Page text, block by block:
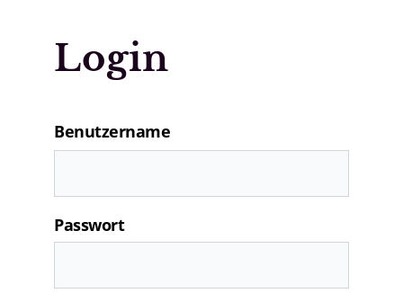
Login
Benutzername
Passwort